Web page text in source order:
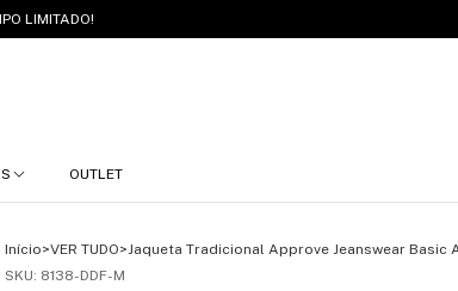
LIMITADO!
OUTLET
Início>VER TUDO>Jaqueta Tradicional Approve Jeanswear Basic
SKU: 8138-DDF-M